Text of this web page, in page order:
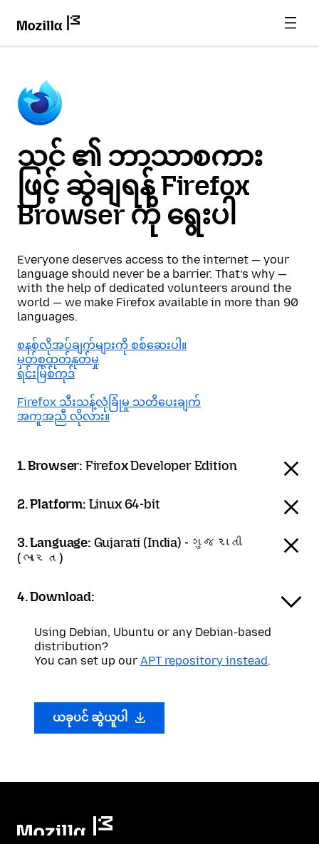
သင် ၏ ဘာသာစကား
ဖြင့် ဆွဲချရန် Firefox
Browser ကို ရွေးပါ
Everyone deserves access to the internet — your
language should never be a barrier. That’s why —
with the help of dedicated volunteers around the
world — we make Firefox available in more than 90
languages.
စနစ်လိုအပ်ချက်များကို စစ်ဆေးပါ။
မှတ်စုထုတ်နုတ်မှု
ရင်းမြစ်ကုဒ်
Firefox သီးသန့်လုံခြုံမှု သတိပေးချက်
အကူအညီ လိုလား။
1. Browser: Firefox Developer Edition
2. Platform: Linux 64-bit
3. Language: Gujarati (India) - ગુજરાતી
(ભારત)
4. Download:
Using Debian, Ubuntu or any Debian-based
distribution?
You can set up our APT repository instead.
ယခုပင် ဆွဲယူပါ